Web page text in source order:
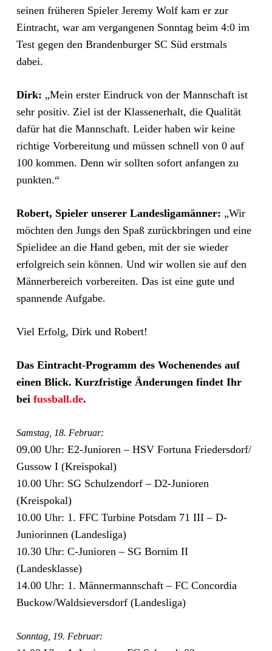
seinen früheren Spieler Jeremy Wolf kam er zur
Eintracht, war am vergangenen Sonntag beim 4:0 im
Test gegen den Brandenburger SC Süd erstmals
dabei.
Dirk: „Mein erster Eindruck von der Mannschaft ist
sehr positiv. Ziel ist der Klassenerhalt, die Qualität
dafür hat die Mannschaft. Leider haben wir keine
richtige Vorbereitung und müssen schnell von 0 auf
100 kommen. Denn wir sollten sofort anfangen zu
punkten.“
Robert, Spieler unserer Landesligamänner: „Wir
möchten den Jungs den Spaß zurückbringen und eine
Spielidee an die Hand geben, mit der sie wieder
erfolgreich sein können. Und wir wollen sie auf den
Männerbereich vorbereiten. Das ist eine gute und
spannende Aufgabe.
Viel Erfolg, Dirk und Robert!
Das Eintracht-Programm des Wochenendes auf
einen Blick. Kurzfristige Änderungen findet Ihr
bei fussball.de.
Samstag, 18. Februar:
09.00 Uhr: E2-Junioren – HSV Fortuna Friedersdorf/​
Gussow I (Kreispokal)
10.00 Uhr: SG Schulzendorf – D2-Junioren
(Kreispokal)
10.00 Uhr: 1. FFC Turbine Potsdam 71 III – D-
Juniorinnen (Landesliga)
10.30 Uhr: C-Junioren – SG Bornim II
(Landesklasse)
14.00 Uhr: 1. Männermannschaft – FC Concordia
Buckow/​Waldsieversdorf (Landesliga)
Sonntag, 19. Februar: